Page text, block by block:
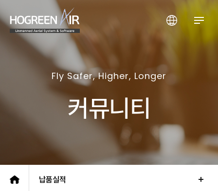
Fly Safer, Higher, Longer
커뮤니티
납품실적